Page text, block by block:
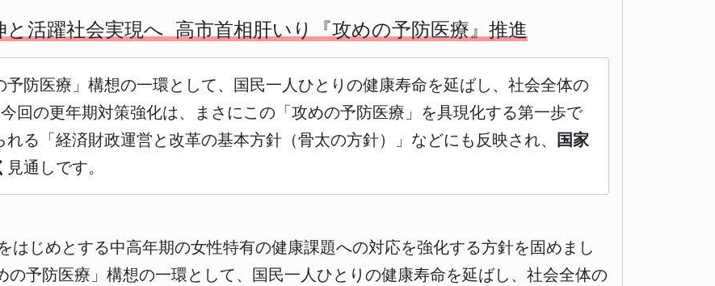
活躍社会実現へ 高市首相肝いり『攻めの予防医療』推進
防医療」構想の一環として、国民一人ひとりの健康寿命を延ばし、社会全体の
回の更年期対策強化は、まさにこの「攻めの予防医療」を具現化する第一歩で
る「経済財政運営と改革の基本方針（骨太の方針）」などにも反映され、
国家
見通しです。
じめとする中高年期の女性特有の健康課題への対応を強化する方針を固めまし
の予防医療」構想の一環として、国民一人ひとりの健康寿命を延ばし、社会全体の